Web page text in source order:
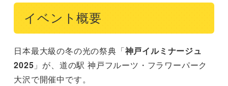
イベント概要
日本最大級の冬の光の祭典「神戸イルミナージュ
2025 」が、道の駅 神戸フルーツ・フラワーパーク
大沢で開催中です。